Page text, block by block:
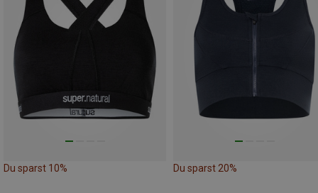
Du sparst 10% Du sparst 20%